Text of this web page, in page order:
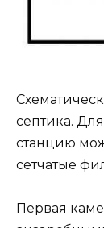
септика.
станцию
сетчатые
Первая